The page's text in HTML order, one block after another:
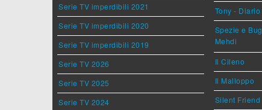
Serie TV imperdibili 2021
Serie TV imperdibili 2020
Serie TV imperdibili 2019
Serie TV 2026
Serie TV 2025
Serie TV 2024
Tony -
Spezie e
Mehdi
Il Cileno
Il Malloppo
Silent Friend